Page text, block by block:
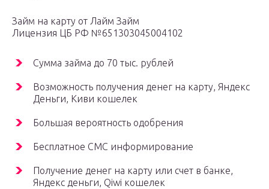
Займ на карту от Лайм Займ
Лицензия ЦБ РФ №651303045004102
Cумма займа до 70 тыс. рублей
Возможность получения денег на карту, Яндекс
Деньги, Киви кошелек
Большая вероятность одобрения
Бесплатное СМС информирование
Получение денег на карту или счет в банке,
Яндекс деньги, Qiwi кошелек